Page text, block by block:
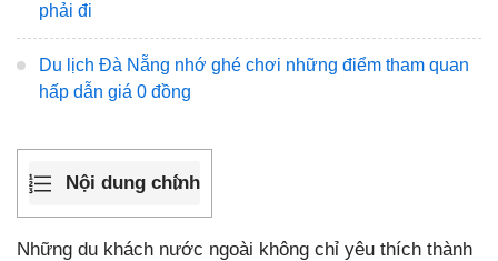
phải đi
Du lịch Đà Nẵng nhớ ghé chơi những điểm tham quan
hấp dẫn giá 0 đồng
Nội dung chính
Những du khách nước ngoài không chỉ yêu thích thành